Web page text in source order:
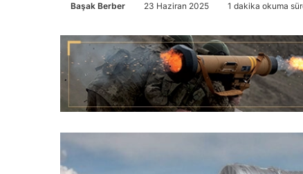
Başak Berber 23 Haziran 2025 1 dakika okuma